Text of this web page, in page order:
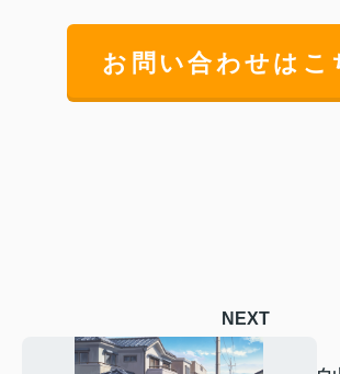
お問い合わせはこ
NEXT